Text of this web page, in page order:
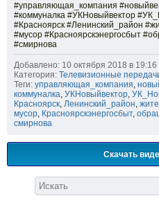
#управляющая_компания
#коммуналка #УКНовыйвектор
#Красноярск #Ленинский_район
#мусор #Красноярскэнергосбыт
#смирнова
Добавлено: 10 октября 2018 в 19:16
Категория: Телевизионные
Теги: управляющая_компания,
коммуналка, УКНовыйвектор,
Красноярск, Ленинский_район,
мусор, Красноярскэнергосбыт,
смирнова
Скачать